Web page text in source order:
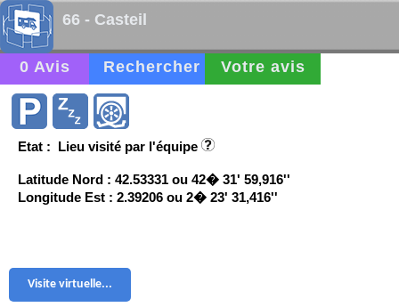
66 - Casteil
0 Avis Rechercher Votre avis
Etat : Lieu visité par l'équipe
Latitude Nord : 42.53331 ou 42� 31' 59,916''
Longitude Est : 2.39206 ou 2� 23' 31,416''
Visite virtuelle...